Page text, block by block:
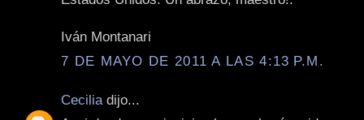
Iván Montanari
7 DE MAYO DE 2011 A LAS 4:13 P.M.
Cecilia dijo...